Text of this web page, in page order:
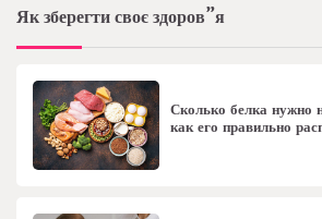
Як зберегти своє здоров”я
Сколько белка нужно
как его правильно